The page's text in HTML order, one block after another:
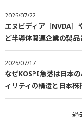
2026/07/22
エヌビディア［NVDA］
ど半導体関連企業の製
2026/07/17
なぜKOSPI急落は日本
ィリティの構造と日本株
過